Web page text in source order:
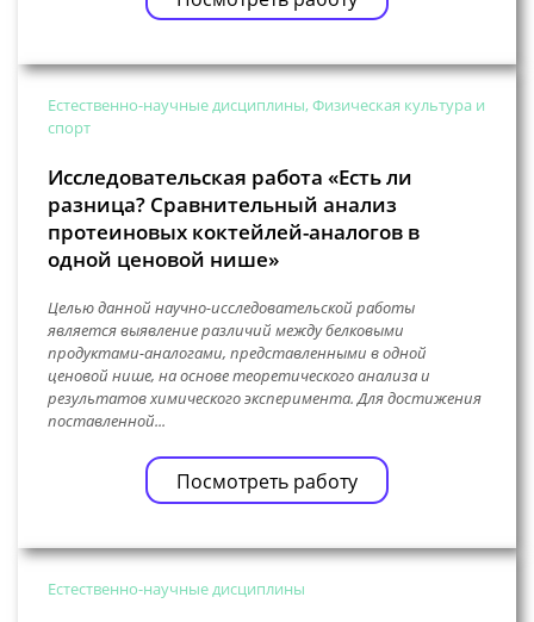
Естественно-научные дисциплины, Физическая культура и
спорт
Исследовательская работа «Есть ли
разница? Сравнительный анализ
протеиновых коктейлей-аналогов в
одной ценовой нише»
Целью данной научно-исследовательской работы
является выявление различий между белковыми
продуктами-аналогами, представленными в одной
ценовой нише, на основе теоретического анализа и
результатов химического эксперимента. Для достижения
поставленной...
Посмотреть работу
Естественно-научные дисциплины